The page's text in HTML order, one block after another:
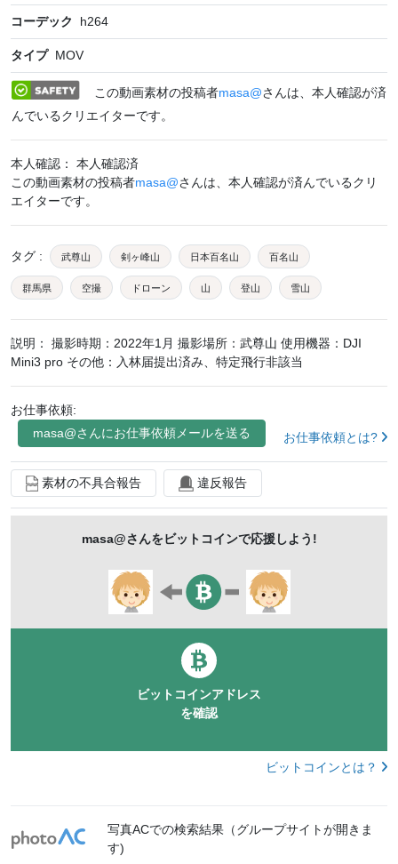
コーデック h264
タイプ MOV
この動画素材の投稿者masa@さんは、本人確認が済
んでいるクリエイターです。
本人確認： 本人確認済
この動画素材の投稿者masa@さんは、本人確認が済んでいるクリ
エイターです。
タグ : 武尊山 剣ヶ峰山 日本百名山 百名山
群馬県 空撮 ドローン 山 登山 雪山
冬山 冬 稜線 自然 風景 １月
川場村 片品村 みなかみ町
説明： 撮影時期：2022年1月 撮影場所：武尊山 使用機器：DJI
Mini3 pro その他：入林届提出済み、特定飛行非該当
お仕事依頼:
masa@さんにお仕事依頼メールを送る お仕事依頼とは?
素材の不具合報告 違反報告
masa@さんをビットコインで応援しよう!
ビットコインアドレス
を確認
ビットコインとは？
写真ACでの検索結果（グループサイトが開きま
す)